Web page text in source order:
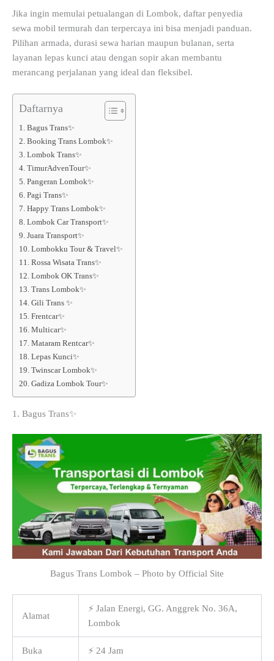
Jika ingin memulai petualangan di Lombok, daftar penyedia
sewa mobil termurah dan terpercaya ini bisa menjadi panduan.
Pilihan armada, durasi sewa harian maupun bulanan, serta
layanan lepas kunci atau dengan sopir akan membantu
merancang perjalanan yang ideal dan fleksibel.
Daftarnya
1. Bagus Trans✨
2. Booking Trans Lombok✨
3. Lombok Trans✨
4. TimurAdvenTour✨
5. Pangeran Lombok✨
6. Pagi Trans✨
7. Happy Trans Lombok✨
8. Lombok Car Transport✨
9. Juara Transport✨
10. Lombokku Tour & Travel✨
11. Rossa Wisata Trans✨
12. Lombok OK Trans✨
13. Trans Lombok✨
14. Gili Trans ✨
15. Frentcar✨
16. Multicar✨
17. Mataram Rentcar✨
18. Lepas Kunci✨
19. Twinscar Lombok✨
20. Gadiza Lombok Tour✨
1. Bagus Trans✨
Bagus Trans Lombok – Photo by Official Site
Alamat
⚡ Jalan Energi, GG. Anggrek No. 36A,
Lombok
Buka ⚡ 24 Jam